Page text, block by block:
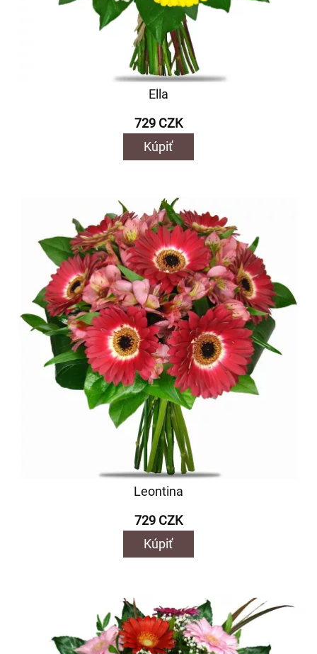
Ella
729 CZK
Kúpiť
Leontina
729 CZK
Kúpiť